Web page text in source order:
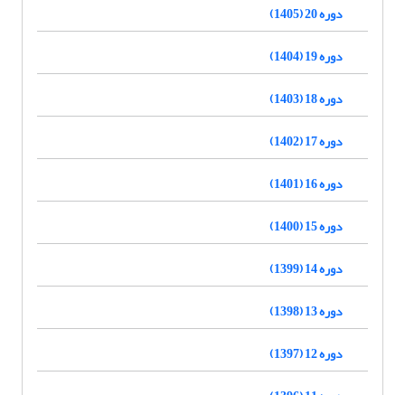
دوره 20 (1405)
دوره 19 (1404)
دوره 18 (1403)
دوره 17 (1402)
دوره 16 (1401)
دوره 15 (1400)
دوره 14 (1399)
دوره 13 (1398)
دوره 12 (1397)